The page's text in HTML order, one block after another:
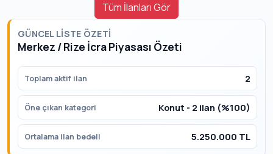
Tüm İlanları Gör
GÜNCEL LISTE ÖZETI
Merkez / Rize İcra Piyasası Özeti
Toplam aktif ilan 2
Öne çıkan kategori Konut - 2 ilan (%100)
Ortalama ilan bedeli 5.250.000 TL